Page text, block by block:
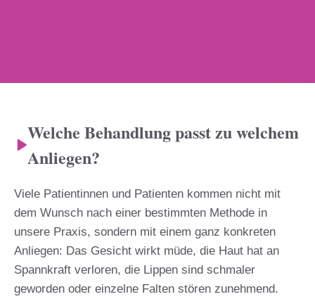
Welche Behandlung passt zu welchem
Anliegen?
Viele Patientinnen und Patienten kommen nicht mit
dem Wunsch nach einer bestimmten Methode in
unsere Praxis, sondern mit einem ganz konkreten
Anliegen: Das Gesicht wirkt müde, die Haut hat an
Spannkraft verloren, die Lippen sind schmaler
geworden oder einzelne Falten stören zunehmend.